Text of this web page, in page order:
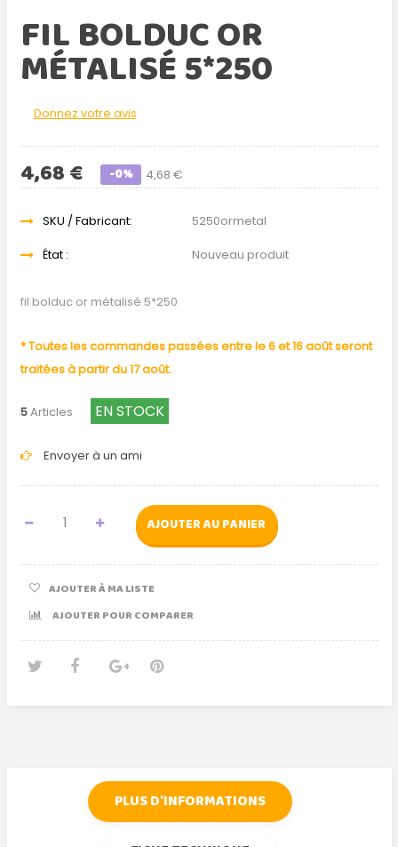
FIL BOLDUC OR
MÉTALISÉ 5*250
Donnez votre avis
4,68 €
4,68 € -0%
SKU / Fabricant:
5250ormetal
État :
Nouveau produit
fil bolduc or métalisé 5*250
* Toutes les commandes passées entre le 6 et 16 août seront
traitées à partir du 17 août.
5Articles EN STOCK
Envoyer à un ami
AJOUTER AU PANIER
AJOUTER À MA LISTE
AJOUTER POUR COMPARER
PLUS D'INFORMATIONS